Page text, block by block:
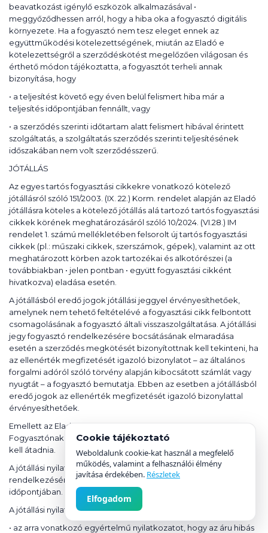
beavatkozást igénylő eszközök alkalmazásával •
meggyőződhessen arról, hogy a hiba oka a fogyasztó digitális
környezete. Ha a fogyasztó nem tesz eleget ennek az
együttműködési kötelezettségének, miután az Eladó e
kötelezettségről a szerződéskötést megelőzően világosan és
érthető módon tájékoztatta, a fogyasztót terheli annak
bizonyítása, hogy
• a teljesítést követő egy éven belül felismert hiba már a
teljesítés időpontjában fennállt, vagy
• a szerződés szerinti időtartam alatt felismert hibával érintett
szolgáltatás, a szolgáltatás szerződés szerinti teljesítésének
időszakában nem volt szerződésszerű.
JÓTÁLLÁS
Az egyes tartós fogyasztási cikkekre vonatkozó kötelező
jótállásról szóló 151/2003. (IX. 22.) Korm. rendelet alapján az Eladó
jótállásra köteles a kötelező jótállás alá tartozó tartós fogyasztási
cikkek körének meghatározásáról szóló 10/2024. (VI.28.) IM
rendelet 1. számú mellékletében felsorolt új tartós fogyasztási
cikkek (pl.: műszaki cikkek, szerszámok, gépek), valamint az ott
meghatározott körben azok tartozékai és alkotórészei (a
továbbiakban • jelen pontban • együtt fogyasztási cikként
hivatkozva) eladása esetén.
A jótállásból eredő jogok jótállási jeggyel érvényesíthetőek,
amelynek nem tehető feltételévé a fogyasztási cikk felbontott
csomagolásának a fogyasztó általi visszaszolgáltatása. A jótállási
jegy fogyasztó rendelkezésére bocsátásának elmaradása
esetén a szerződés megkötését bizonyítottnak kell tekinteni, ha
az ellenérték megfizetését igazoló bizonylatot – az általános
forgalmi adóról szóló törvény alapján kibocsátott számlát vagy
nyugtát – a fogyasztó bemutatja. Ebben az esetben a jótállásból
eredő jogok az ellenérték megfizetését igazoló bizonylattal
érvényesíthetőek.
Emellett az Eladó önként is jótállást vállalhat, amely esetben a
Fogyasztónak minősülő vásárló számára jótállási nyilatkozatot
kell átadnia.
A jótállási nyilatkozatot tartós adathordozón kell a Fogyasztó
rendelkezésére bocsátani, legkésőbb az áru teljesítésének
időpontjában.
A jótállási nyilatkozatban fel kell tüntetni:
• az arra vonatkozó egyértelmű nyilatkozatot, hogy az áru hibás
Cookie tájékoztató
Weboldalunk cookie-kat használ a megfelelő
működés, valamint a felhasználói élmény
javítása érdekében. Részletek
Elfogadom